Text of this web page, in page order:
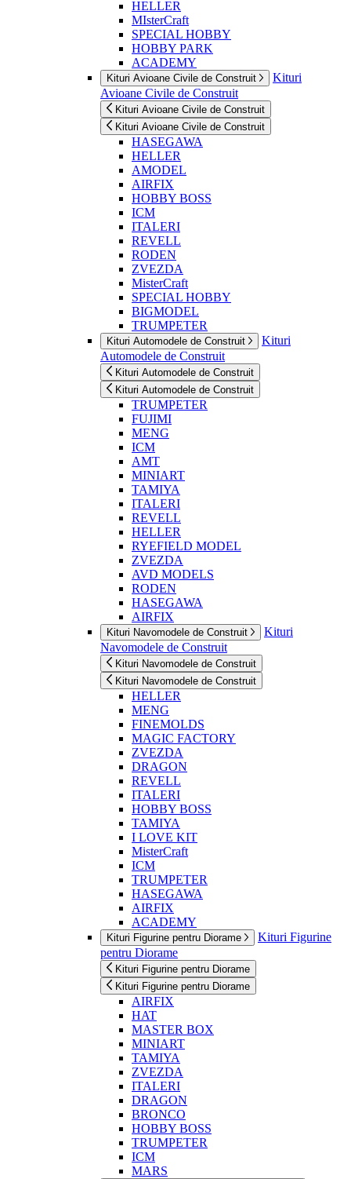
HELLER
MIsterCraft
SPECIAL HOBBY
HOBBY PARK
ACADEMY
Kituri Avioane Civile de Construit
Kituri
Avioane Civile de Construit
Kituri Avioane Civile de Construit
Kituri Avioane Civile de Construit
HASEGAWA
HELLER
AMODEL
AIRFIX
HOBBY BOSS
ICM
ITALERI
REVELL
RODEN
ZVEZDA
MisterCraft
SPECIAL HOBBY
BIGMODEL
TRUMPETER
Kituri Automodele de Construit
Kituri
Automodele de Construit
Kituri Automodele de Construit
Kituri Automodele de Construit
TRUMPETER
FUJIMI
MENG
ICM
AMT
MINIART
TAMIYA
ITALERI
REVELL
HELLER
RYEFIELD MODEL
ZVEZDA
AVD MODELS
RODEN
HASEGAWA
AIRFIX
Kituri Navomodele de Construit
Kituri
Navomodele de Construit
Kituri Navomodele de Construit
Kituri Navomodele de Construit
HELLER
MENG
FINEMOLDS
MAGIC FACTORY
ZVEZDA
DRAGON
REVELL
ITALERI
HOBBY BOSS
TAMIYA
I LOVE KIT
MisterCraft
ICM
TRUMPETER
HASEGAWA
AIRFIX
ACADEMY
Kituri Figurine pentru Diorame
Kituri Figurine
pentru Diorame
Kituri Figurine pentru Diorame
Kituri Figurine pentru Diorame
AIRFIX
HAT
MASTER BOX
MINIART
TAMIYA
ZVEZDA
ITALERI
DRAGON
BRONCO
HOBBY BOSS
TRUMPETER
ICM
MARS